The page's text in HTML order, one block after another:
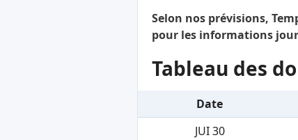
Selon nos prévisions,
pour les informations
Tableau des
Date
JUI 30